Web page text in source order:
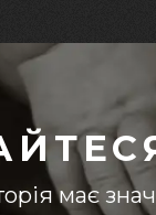
має